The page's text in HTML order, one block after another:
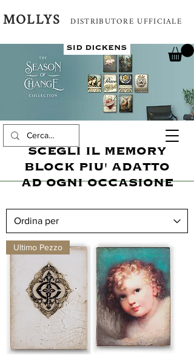
MOLLYS DISTRIBUTORE UFFICIALE
SCEGLI IL MEMORY
BLOCK PIU' ADATTO
AD OGNI OCCASIONE
Ultimo Pezzo